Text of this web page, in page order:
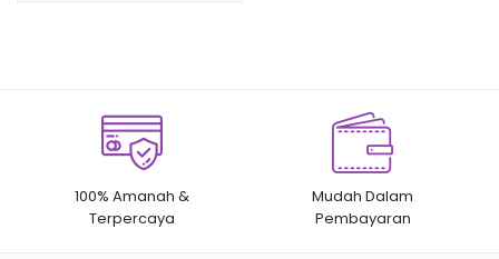
100% Amanah &
Terpercaya
Mudah Dalam
Pembayaran